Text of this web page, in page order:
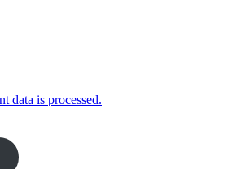
data is processed.